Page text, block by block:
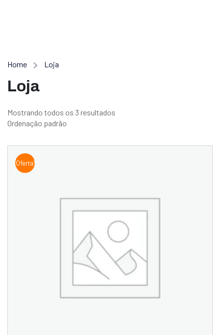
Home Loja
Loja
Mostrando todos os 3 resultados
Oferta!